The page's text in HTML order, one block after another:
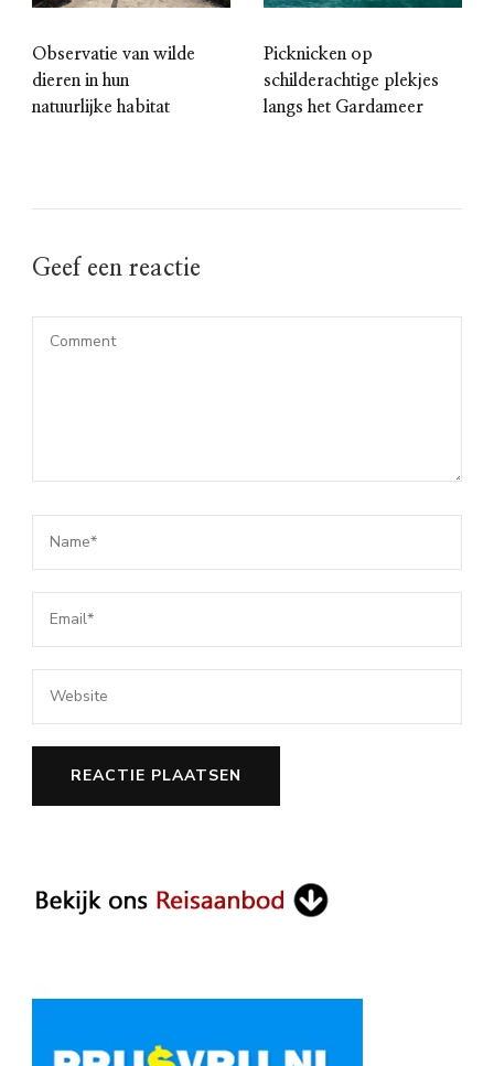
Observatie van wilde
dieren in hun
natuurlijke habitat
Picknicken op
schilderachtige plekjes
langs het Gardameer
Geef een reactie